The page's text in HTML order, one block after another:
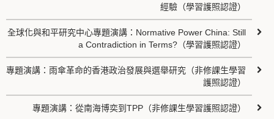
經驗（學習護照認證）
全球化與和平研究中心專題演講：Normative Power China: Still
a Contradiction in Terms?（學習護照認證）
專題演講：雨傘革命的香港政治發展與選舉研究（非修課生學習
護照認證）
專題演講：從南海博奕到TPP（非修課生學習護照認證）